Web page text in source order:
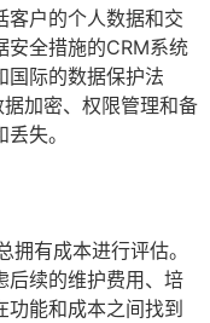
客户的个人数据和交
安全措施的CRM系统
国际的数据保护法
加密、权限管理和备
失。
有成本进行评估。
后续的维护费用、培
能和成本之间找到